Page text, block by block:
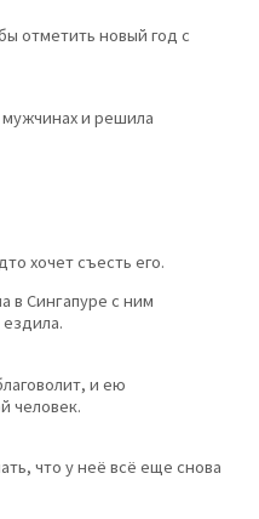
отметить новый год с
и решила
хочет съесть его.
в Сингапуре с ним
и ею
человек.
что у неё всё еще снова